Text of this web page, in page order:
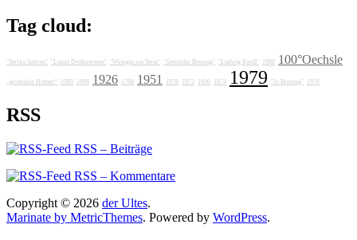
Tag cloud:
"Stefan Sattran" "Lunas Delikatessen" "Weingut am Stein" "Getränke Breunig" "Ludwig Knoll" 1988 100°Oechsle
„grotesker Humor“ 1989 1986 1926 1788 1951 1978 1972 1606 1974 1979 "Jo Breunig" 1976
RSS
RSS – Beiträge
RSS – Kommentare
Copyright © 2026 der Ultes.
Marinate by MetricThemes. Powered by WordPress.